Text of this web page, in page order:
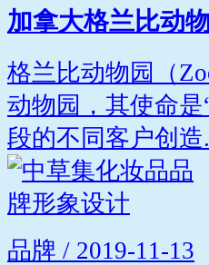
加拿大格兰比动
格兰比动物园（
动物园，其使命
段的不同客户创造
品牌 / 2019-11-13